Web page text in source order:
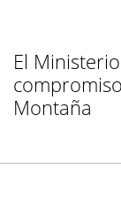
El
Montaña